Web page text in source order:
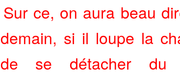
Sur ce, on aura beau
demain, si il loupe la
de se détacher du